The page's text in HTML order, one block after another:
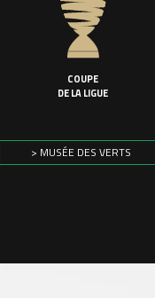
COUPE
DE LA LIGUE
> MUSÉE DES VERTS